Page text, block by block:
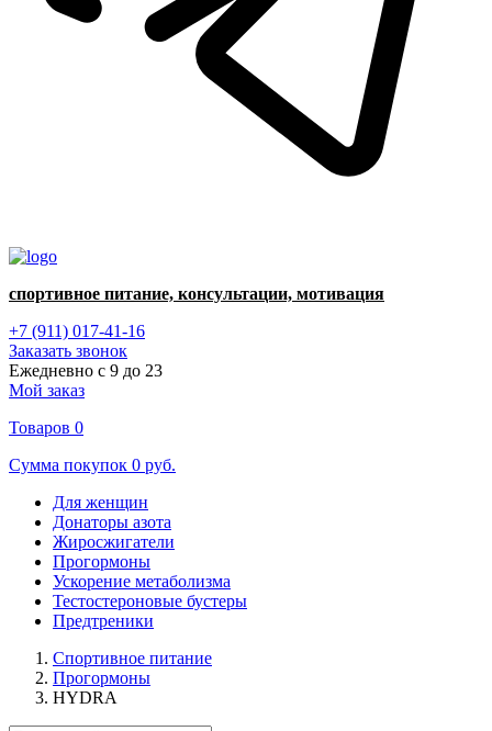
спортивное питание, консультации, мотивация
+7 (911) 017-41-16
Заказать звонок
Ежедневно с 9 до 23
Мой заказ
Товаров 0
Сумма покупок 0 руб.
Для женщин
Донаторы азота
Жиросжигатели
Прогормоны
Ускорение метаболизма
Тестостероновые бустеры
Предтреники
Спортивное питание
Прогормоны
HYDRA